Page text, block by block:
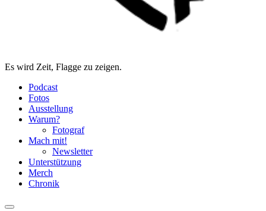
Es wird Zeit, Flagge zu zeigen.
Podcast
Fotos
Ausstellung
Warum?
Fotograf
Mach mit!
Newsletter
Unterstützung
Merch
Chronik